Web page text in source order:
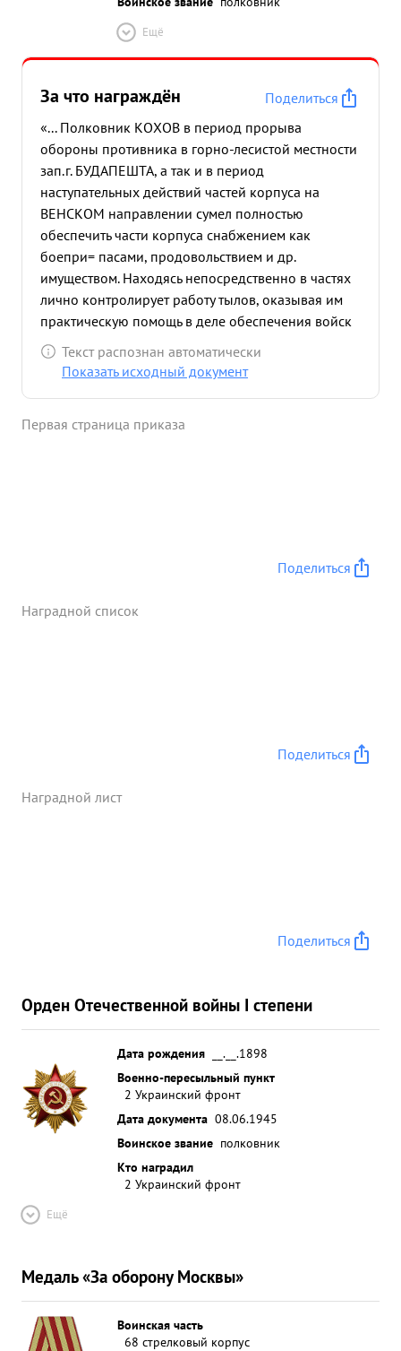
Ещё
За что награждён
Поделиться
«... Полковник КОХОВ в период прорыва
обороны противника в горно-лесистой местности
зап.г. БУДАПЕШТА, а так и в период
наступательных действий частей корпуса на
ВЕНСКОМ направлении сумел полностью
обеспечить части корпуса снабжением как
боепри= пасами, продовольствием и др.
имуществом. Находясь непосредственно в частях
лично контролирует работу тылов, оказывая им
практическую помощь в деле обеспечения войск
всеми видами довольствия Несмотря на большую
оторванность тылов от баз снабжения, в период
частей дивизий всем необходимым имуществом в
Текст распознан автоматически
Показать исходный документ
Первая страница приказа
Поделиться
Наградной список
Поделиться
Наградной лист
Поделиться
Орден Отечественной войны I степени
Дата рождения
__.__.1898
Военно-пересыльный пункт
2 Украинский фронт
Дата документа 08.06.1945
Воинское звание полковник
Кто наградил
2 Украинский фронт
Ещё
Медаль «За оборону Москвы»
Воинская часть
68 стрелковый корпус